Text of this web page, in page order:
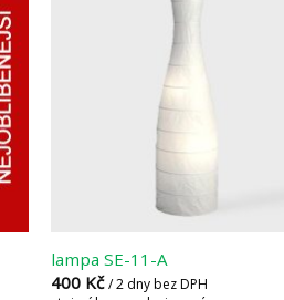
lampa SE-11-A
400 Kč / 2 dny bez DPH